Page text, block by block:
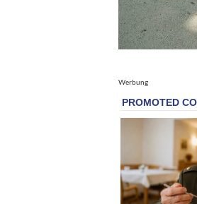
Werbung